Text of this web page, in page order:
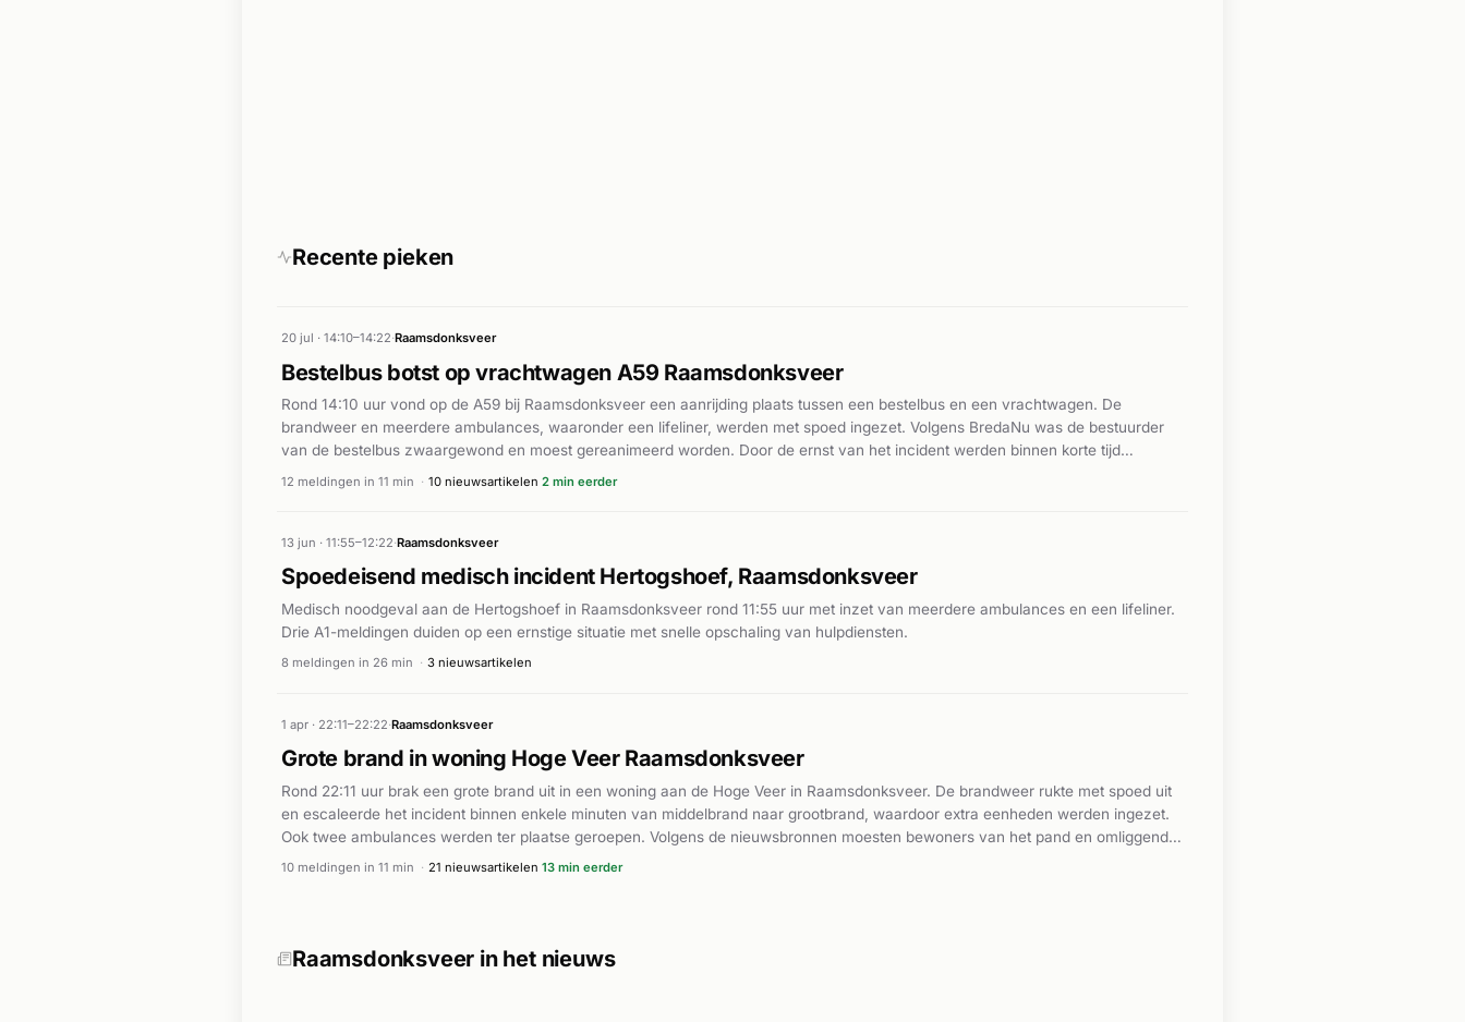
Recente pieken
20 jul · 14:10–14:22·Raamsdonksveer
Bestelbus botst op vrachtwagen A59 Raamsdonksveer
Rond 14:10 uur vond op de A59 bij Raamsdonksveer een aanrijding plaats tussen een bestelbus en een vrachtwagen. De
brandweer en meerdere ambulances, waaronder een lifeliner, werden met spoed ingezet. Volgens BredaNu was de bestuurder
van de bestelbus zwaargewond en moest gereanimeerd worden. Door de ernst van het incident werden binnen korte tijd
meerdere ambulances en specialistische hulpdiensten naar de locatie gedirigeerd voor medische hulp en
12 meldingen in 11 min · 10 nieuwsartikelen 2 min eerder
13 jun · 11:55–12:22·Raamsdonksveer
Spoedeisend medisch incident Hertogshoef, Raamsdonksveer
Medisch noodgeval aan de Hertogshoef in Raamsdonksveer rond 11:55 uur met inzet van meerdere ambulances en een lifeliner.
Drie A1-meldingen duiden op een ernstige situatie met snelle opschaling van hulpdiensten.
8 meldingen in 26 min · 3 nieuwsartikelen
1 apr · 22:11–22:22·Raamsdonksveer
Grote brand in woning Hoge Veer Raamsdonksveer
Rond 22:11 uur brak een grote brand uit in een woning aan de Hoge Veer in Raamsdonksveer. De brandweer rukte met spoed uit
en escaleerde het incident binnen enkele minuten van middelbrand naar grootbrand, waardoor extra eenheden werden ingezet.
Ook twee ambulances werden ter plaatse geroepen. Volgens de nieuwsbronnen moesten bewoners van het pand en omliggende
woningen tijdelijk naar buiten. De Oosterhoutse brandweer assisteerde bij de bestrijding van de vuurzee. Volgens
10 meldingen in 11 min · 21 nieuwsartikelen 13 min eerder
Raamsdonksveer in het nieuws